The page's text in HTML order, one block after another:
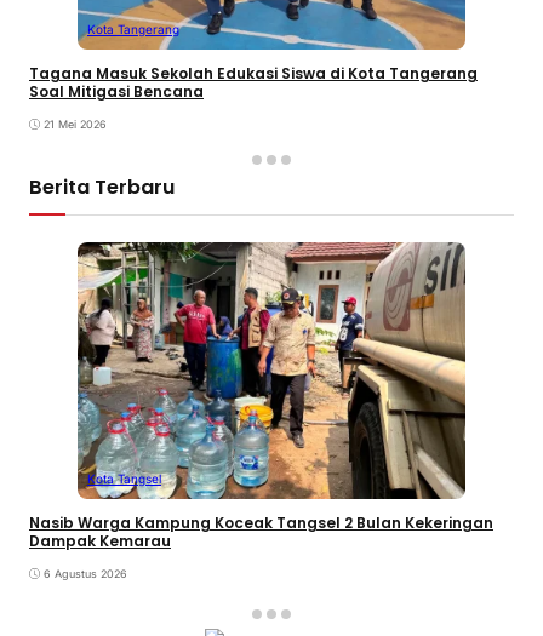
Kota Tangerang
Tagana Masuk Sekolah Edukasi Siswa di Kota Tangerang
Soal Mitigasi Bencana
21 Mei 2026
Berita Terbaru
Kota Tangsel
Nasib Warga Kampung Koceak Tangsel 2 Bulan Kekeringan
Dampak Kemarau
6 Agustus 2026